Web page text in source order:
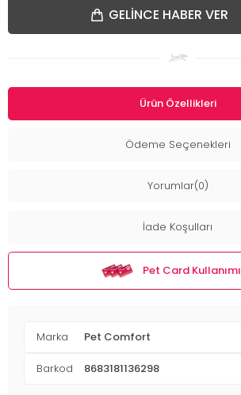
GELINCE HABER VER
Ürün Özellikleri
Ödeme Seçenekleri
Yorumlar(0)
İade Koşulları
Pet Card Kullanımı
Marka Pet Comfort
Barkod 8683181136298